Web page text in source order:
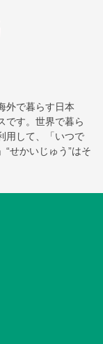
外で暮らす日本
です。世界で暮ら
用して、「いつで
せかいじゅう”はそ